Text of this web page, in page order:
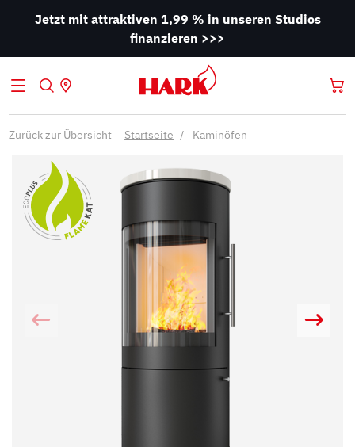
Jetzt mit attraktiven 1,99 % in unseren Studios
finanzieren >>>
Zurück zur Übersicht Startseite Kaminöfen